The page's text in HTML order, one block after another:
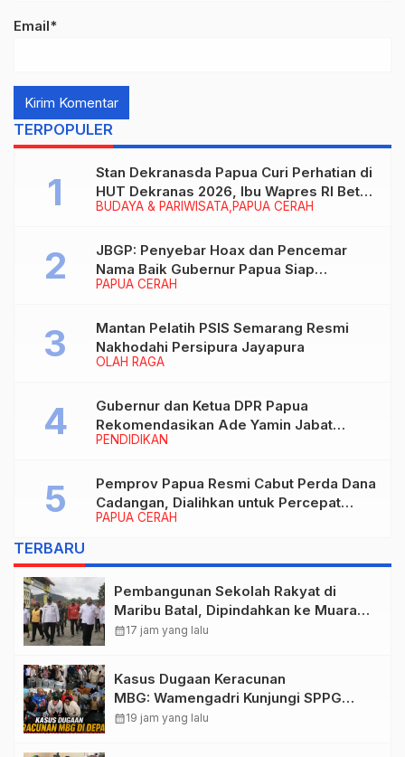
Email*
TERPOPULER
BUDAYA & PARIWISATA PAPUA CERAH
Stan Dekranasda Papua Curi Perhatian di
HUT Dekranas 2026, Ibu Wapres RI Betah
Menikmati Karya Perajin
PAPUA CERAH
JBGP: Penyebar Hoax dan Pencemar
Nama Baik Gubernur Papua Siap
Berhadapan dengan Hukum!
OLAH RAGA
Mantan Pelatih PSIS Semarang Resmi
Nakhodahi Persipura Jayapura
PENDIDIKAN
Gubernur dan Ketua DPR Papua
Rekomendasikan Ade Yamin Jabat
Rektor IAIN Fattahul Muluk Papua
PAPUA CERAH
Pemprov Papua Resmi Cabut Perda Dana
Cadangan, Dialihkan untuk Percepat
Pembangunan dan Layanan Publik
TERBARU
Pembangunan Sekolah Rakyat di
Maribu Batal, Dipindahkan ke Muara
Tami, Ini Sebabnya
calendar_month17 jam yang lalu
Kasus Dugaan Keracunan
MBG: Wamengadri Kunjungi SPPG
Yayasan KIS Papua, Ini yang
calendar_month19 jam yang lalu